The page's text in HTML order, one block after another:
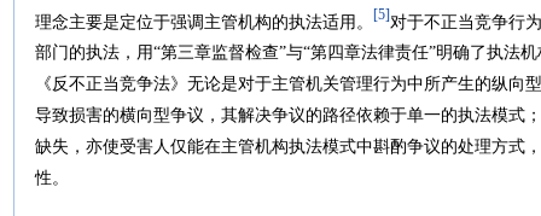
理念主要是定位于强调主管机构的执法适用。 [5] 对于不正当竞争行
部门的执法，用“第三章监督检查”与“第四章法律责任”明确了执法
《反不正当竞争法》无论是对于主管机关管理行为中所产生的纵向
导致损害的横向型争议，其解决争议的路径依赖于单一的执法模式
缺失，亦使受害人仅能在主管机构执法模式中斟酌争议的处理方式
性。